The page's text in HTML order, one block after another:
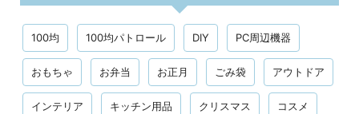
100均 100均パトロール DIY PC周辺機器
おもちゃ お弁当 お正月 ごみ袋 アウトドア
インテリア キッチン用品 クリスマス コスメ